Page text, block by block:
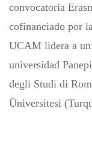
convocatoria
cofinanciado por
UCAM lidera a
universidad
degli Studi di
Üniversitesi